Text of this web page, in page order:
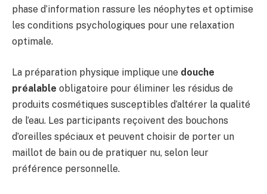
phase d’information rassure les néophytes et optimise
les conditions psychologiques pour une relaxation
optimale.
La préparation physique implique une douche
préalable obligatoire pour éliminer les résidus de
produits cosmétiques susceptibles d’altérer la qualité
de l’eau. Les participants reçoivent des bouchons
d’oreilles spéciaux et peuvent choisir de porter un
maillot de bain ou de pratiquer nu, selon leur
préférence personnelle.